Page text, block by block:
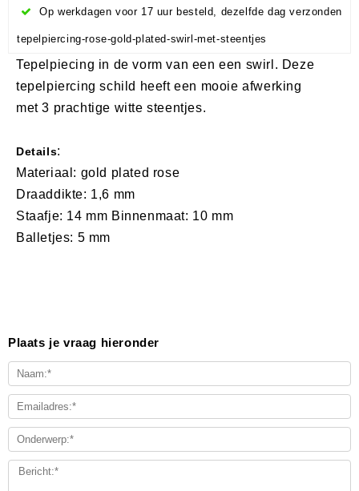
Op werkdagen voor 17 uur besteld, dezelfde dag verzonden
tepelpiercing-rose-gold-plated-swirl-met-steentjes
Tepelpiecing in de vorm van een een swirl. Deze
tepelpiercing schild heeft een mooie afwerking
met 3 prachtige witte steentjes.
Details:
Materiaal: gold plated rose
Draaddikte: 1,6 mm
Staafje: 14 mm Binnenmaat: 10 mm
Balletjes: 5 mm
Plaats je vraag hieronder